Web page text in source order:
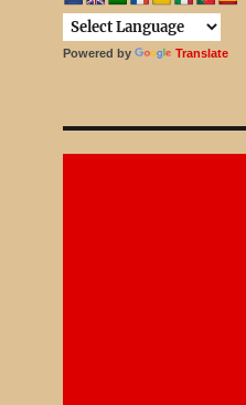
Powered by Translate